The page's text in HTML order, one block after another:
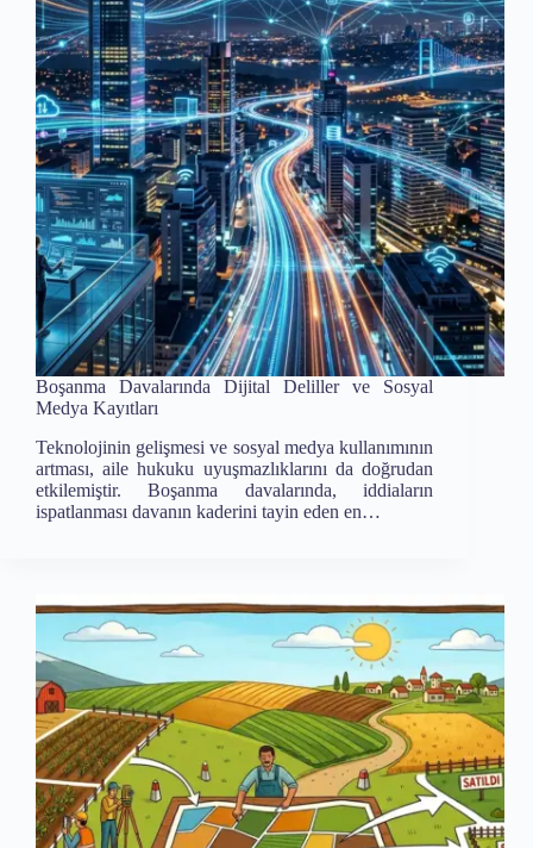
Boşanma Davalarında Dijital Deliller ve Sosyal
Medya Kayıtları
Teknolojinin gelişmesi ve sosyal medya kullanımının
artması, aile hukuku uyuşmazlıklarını da doğrudan
etkilemiştir. Boşanma davalarında, iddiaların
ispatlanması davanın kaderini tayin eden en…